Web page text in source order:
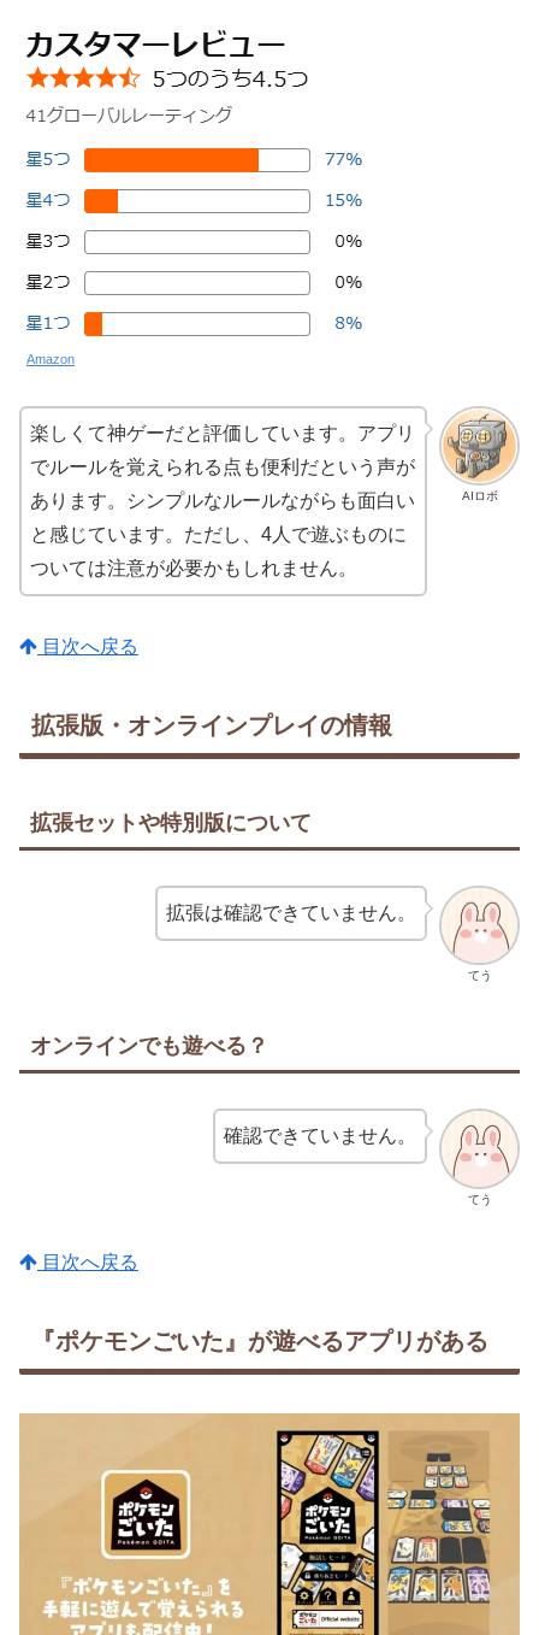
Amazon
AIロボ
楽しくて神ゲーだと評価しています。アプリ
でルールを覚えられる点も便利だという声が
あります。シンプルなルールながらも面白い
と感じています。ただし、4人で遊ぶものに
ついては注意が必要かもしれません。
目次へ戻る
拡張版・オンラインプレイの情報
拡張セットや特別版について
てう
拡張は確認できていません。
オンラインでも遊べる？
てう
確認できていません。
目次へ戻る
『ポケモンごいた』が遊べるアプリがある